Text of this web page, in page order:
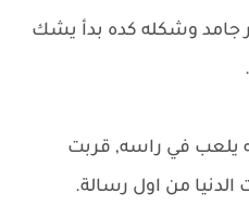
جامد وشكله كده بدأ يشك
يلعب في راسه, قربت
الدنيا من اول رسالة.